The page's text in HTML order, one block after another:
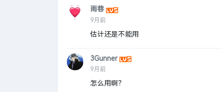
雨巷
9月前
估计还是不能用
3Gunner
9月前
怎么用啊？